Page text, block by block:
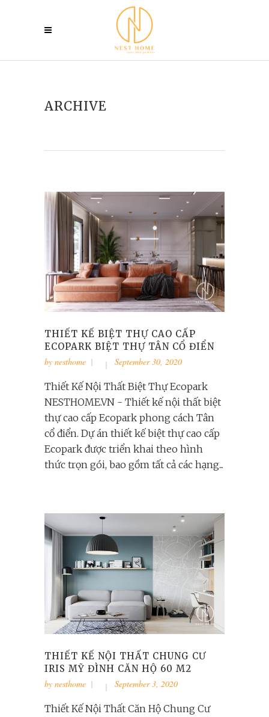
ARCHIVE
THIẾT KẾ BIỆT THỰ CAO CẤP
ECOPARK BIỆT THỰ TÂN CỔ ĐIỂN
by nesthome September 30, 2020
Thiết Kế Nội Thất Biệt Thự Ecopark
NESTHOME.VN - Thiết kế nội thất biệt
thự cao cấp Ecopark phong cách Tân
cổ điển. Dự án thiết kế biệt thự cao cấp
Ecopark được triển khai theo hình
thức trọn gói, bao gồm tất cả các hạng...
THIẾT KẾ NỘI THẤT CHUNG CƯ
IRIS MỸ ĐÌNH CĂN HỘ 60 M2
by nesthome September 3, 2020
Thiết Kế Nội Thất Căn Hộ Chung Cư